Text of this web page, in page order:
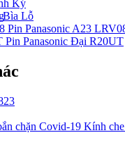
Pin Panasonic A23
Pin Panasonic Đại R20UT
Kính
Ký
Bìa Lỗ